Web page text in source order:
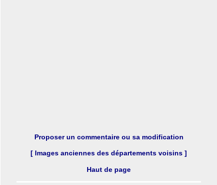
Proposer un commentaire ou sa modification
[ Images anciennes des départements voisins ]
Haut de page